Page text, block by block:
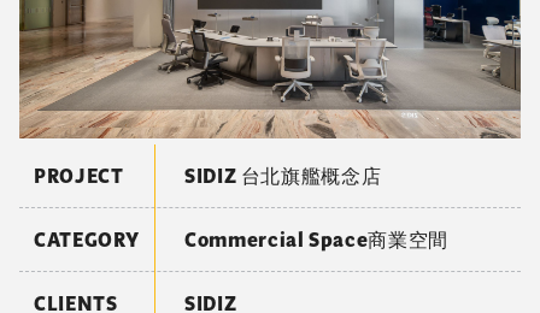
PROJECT SIDIZ 台北旗艦概念店
CATEGORY Commercial Space商業空間
CLIENTS SIDIZ